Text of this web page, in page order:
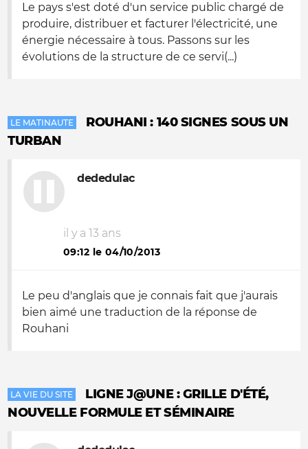
Le pays s'est doté d'un service public chargé de
produire, distribuer et facturer l'électricité, une
énergie nécessaire à tous. Passons sur les
évolutions de la structure de ce servi(...)
LE MATINAUTE
ROUHANI : 140 SIGNES SOUS UN
TURBAN
dededulac
il y a 13 ans
09:12 le 04/10/2013
Le peu d'anglais que je connais fait que j'aurais
bien aimé une traduction de la réponse de
Rouhani
LA VIE DU SITE
LIGNE J@UNE : GRILLE D'ÉTÉ,
NOUVELLE FORMULE ET SÉMINAIRE